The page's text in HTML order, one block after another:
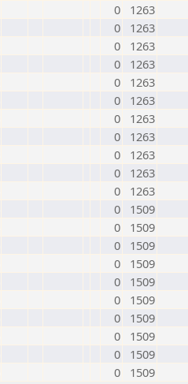
0
1263
0
1263
0
1263
0
1263
0
1263
0
1263
0
1263
0
1263
0
1263
0
1263
0
1263
0
1509
0
1509
0
1509
0
1509
0
1509
0
1509
0
1509
0
1509
0
1509
0 1509